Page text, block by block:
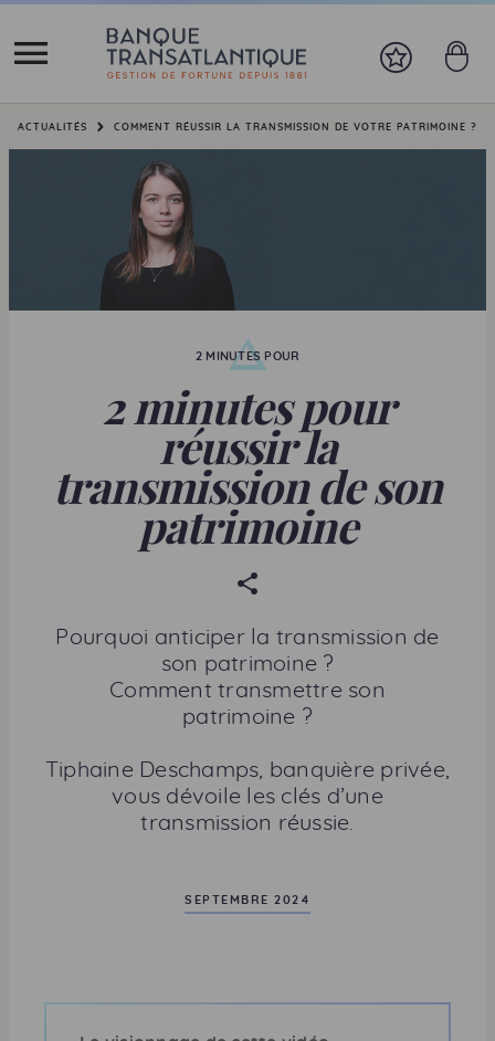
Vous êtes ici:
ACTUALITÉS COMMENT RÉUSSIR LA TRANSMISSION DE VOTRE PATRIMOINE ?
2 MINUTES POUR
2 minutes pour
réussir la
transmission de son
patrimoine
r
t
a
g
r
c
e
e
e
Pourquoi anticiper la transmission de
son patrimoine ?
Comment transmettre son
patrimoine ?
Tiphaine Deschamps, banquière privée,
vous dévoile les clés d’une
transmission réussie.
SEPTEMBRE 2024